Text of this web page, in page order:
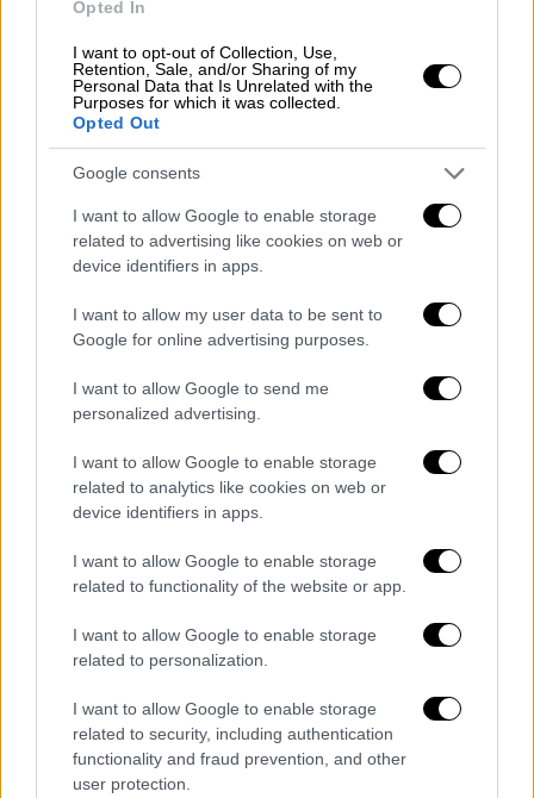
Opted In
I want to opt-out of Collection, Use,
Retention, Sale, and/or Sharing of my
Personal Data that Is Unrelated with the
Purposes for which it was collected.
Opted Out
Google consents
I want to allow Google to enable storage
related to advertising like cookies on web or
device identifiers in apps.
I want to allow my user data to be sent to
Google for online advertising purposes.
I want to allow Google to send me
personalized advertising.
I want to allow Google to enable storage
related to analytics like cookies on web or
device identifiers in apps.
I want to allow Google to enable storage
related to functionality of the website or app.
I want to allow Google to enable storage
related to personalization.
I want to allow Google to enable storage
related to security, including authentication
functionality and fraud prevention, and other
user protection.
8.764 έχουν φτάσει μέχρι στιγμήςοι
νεκροί από τον ισχυρό σεισμό που έπληξε τη
Δευτέρα την Τουρκία και τη Συρία, σύμφωνα
με τα πιο πρόσφατα επίσημα στοιχεία που
δόθηκαν στη δημοσιότητα από τις δύο
χώρες.
Σύμφωνα με την τουρκική υπηρεσία
διαχείρισης καταστροφών (AFAD), 6.234
άνθρωποι έχουν χάσει τη ζωή τους στη χώρα
από την ισχυρή σεισμική δόνηση.
Στο μεταξύ ο απολογισμός των νεκρών στη
Συρία ξεπέρασε τις 2.500, με βάσει τα
στοιχεία από τα συριακά κρατικά μέσα
ενημέρωσης και την οργάνωση διασωστών
που δραστηριοποιείται στις
ανταρτοκρατούμενες περιοχές.
Τα Λευκά Κράνη ανακοίνωσαν στο Twitter ότι
οι νεκροί στις περιοχές της Συρίας που
ελέγχουν οι αντάρτες ξεπερνούν τους1.280,
ενώ οι τραυματίες τους 2.600.
“Ο αριθμός αναμένεται να αυξηθεί σημαντικά